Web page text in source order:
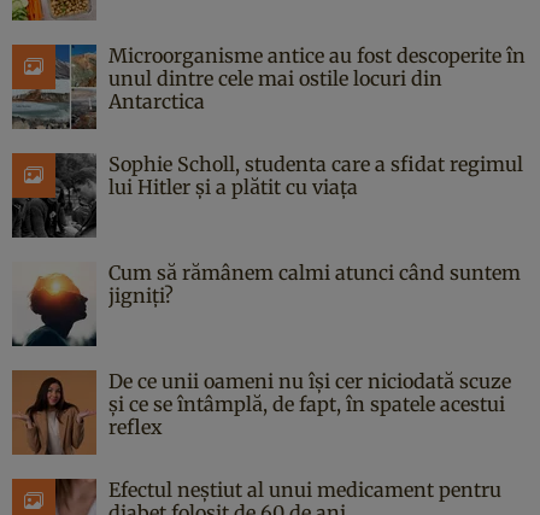
Microorganisme antice au fost descoperite în
unul dintre cele mai ostile locuri din
Antarctica
Sophie Scholl, studenta care a sfidat regimul
lui Hitler și a plătit cu viața
Cum să rămânem calmi atunci când suntem
jigniți?
De ce unii oameni nu își cer niciodată scuze
și ce se întâmplă, de fapt, în spatele acestui
reflex
Efectul neștiut al unui medicament pentru